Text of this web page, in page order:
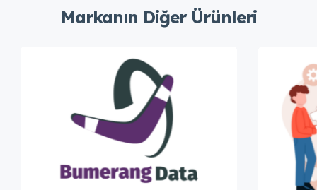
Markanın Diğer Ürünleri